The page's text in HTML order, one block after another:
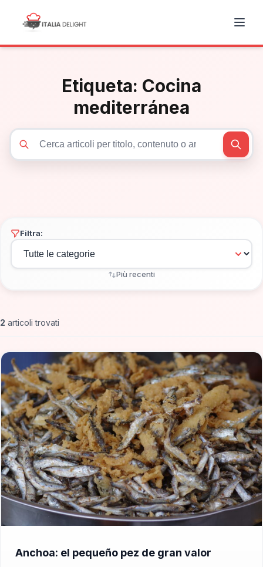
Etiqueta: Cocina
mediterránea
Filtra:
Più recenti
2 articoli trovati
Anchoa: el pequeño pez de gran valor